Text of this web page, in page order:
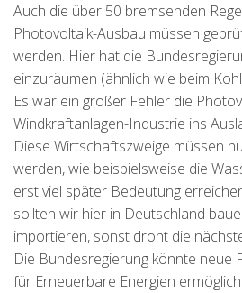
Auch die über 50 bremsenden
Photovoltaik-Ausbau müssen
werden. Hier hat die
einzuräumen (ähnlich wie beim
Es war ein großer Fehler die
Windkraftanlagen-Industrie ins
Diese Wirtschaftszweige müssen
werden, wie beispielsweise die
erst viel später Bedeutung
sollten wir hier in Deutschland
importieren, sonst droht die
Die Bundesregierung könnte neue
für Erneuerbare Energien